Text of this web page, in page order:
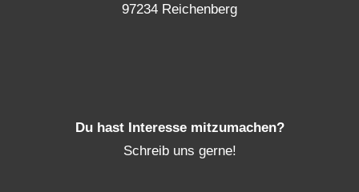
97234 Reichenberg
Du hast Interesse mitzumachen?
Schreib uns gerne!